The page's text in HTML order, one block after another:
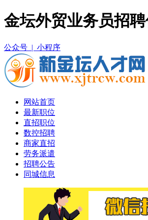
金坛外贸业务员招
公众号 | 小程序
网站首页
最新职位
直招职位
数控招聘
商家直招
劳务派遣
招聘公告
同城信息